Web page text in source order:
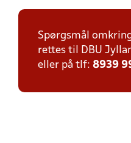
Spørgsmål
rettes til DBU
eller på tlf: 8939